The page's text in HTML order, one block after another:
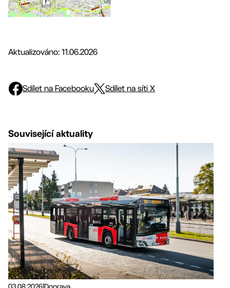
Aktualizováno: 11.06.2026
Sdílet na Facebooku Sdílet na síti X
Související aktuality